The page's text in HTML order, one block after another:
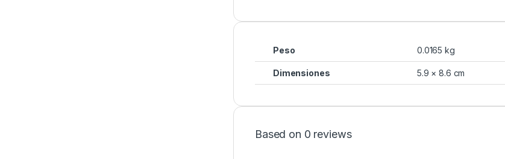
Peso 0.0165 kg
Dimensiones 5.9 × 8.6 cm
Based on 0 reviews